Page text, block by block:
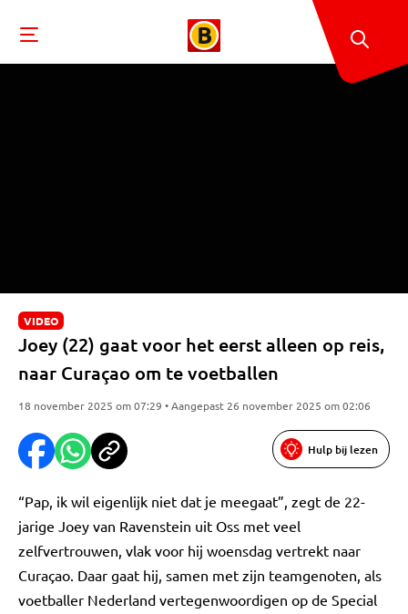
VIDEO
Joey (22) gaat voor het eerst alleen op reis,
naar Curaçao om te voetballen
18 november 2025 om 07:29 • Aangepast 26 november 2025 om 02:06
Hulp bij lezen
“Pap, ik wil eigenlijk niet dat je meegaat”, zegt de 22-
jarige Joey van Ravenstein uit Oss met veel
zelfvertrouwen, vlak voor hij woensdag vertrekt naar
Curaçao. Daar gaat hij, samen met zijn teamgenoten, als
voetballer Nederland vertegenwoordigen op de Special